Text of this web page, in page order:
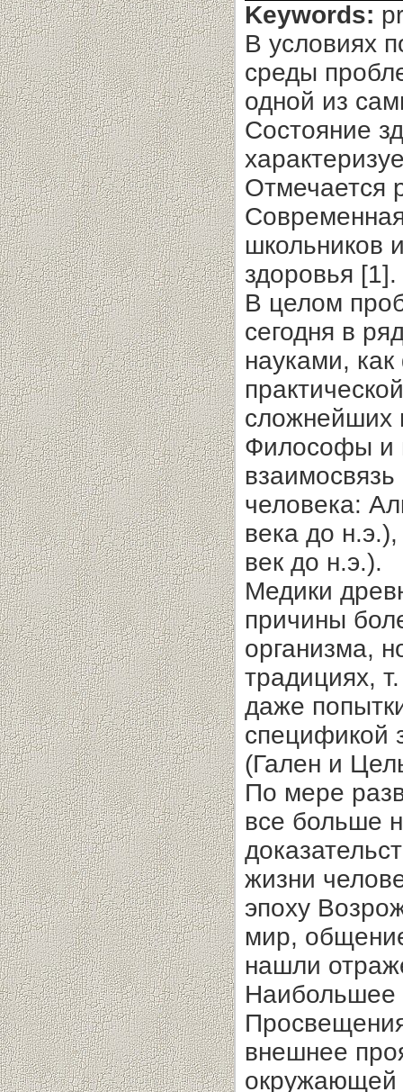
Keywords:
В условиях
среды
одной из
Состояние
Отмечается
школьников
здоровья [1].
В целом
сегодня в
науками,
сложнейших
Философы и
человека:
века до
век до н.э.).
Медики
причины
организма,
традициях,
даже
спецификой
(Гален и
По мере
все больше
жизни
эпоху
мир,
нашли
Наибольшее
внешнее
окружающей